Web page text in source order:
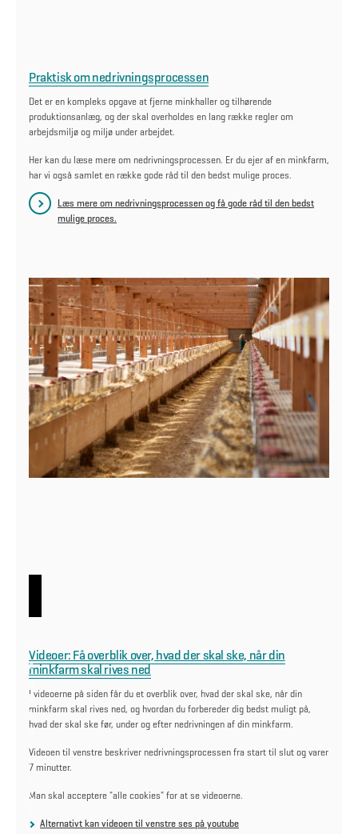
Praktisk om nedrivningsprocessen
Det er en kompleks opgave at fjerne minkhaller og tilhørende
produktionsanlæg, og der skal overholdes en lang række regler om
arbejdsmiljø og miljø under arbejdet.
Her kan du læse mere om nedrivningsprocessen. Er du ejer af en minkfarm,
har vi også samleten række gode råd til den bedst mulige proces.
Læs mere om nedrivningsprocessen og få gode råd til den bedst
mulige proces.
V
e
n
l
i
g
s
t
i
l
Videoer: Få overblik over, hvad der skal ske, når din
minkfarm skal rives ned
I videoerne på siden får du et overblik over, hvad der skal ske, når din
minkfarm skal rives ned, og hvordan du forbereder dig bedst muligt på,
hvad der skal ske før, under og efter nedrivningen af din minkfarm.
Videoen til venstre beskriver nedrivningsprocessen fra start til slut og varer
7 minutter.
Man skal acceptere "alle cookies" for at se videoerne.
Alternativt kan videoen til venstre ses på youtube